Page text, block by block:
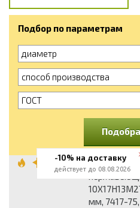
Подбор по параметрам
диаметр
способ производства
ГОСТ
Круг
мм, 7417-75,
-10% на доставку
действует до 08.08.2026